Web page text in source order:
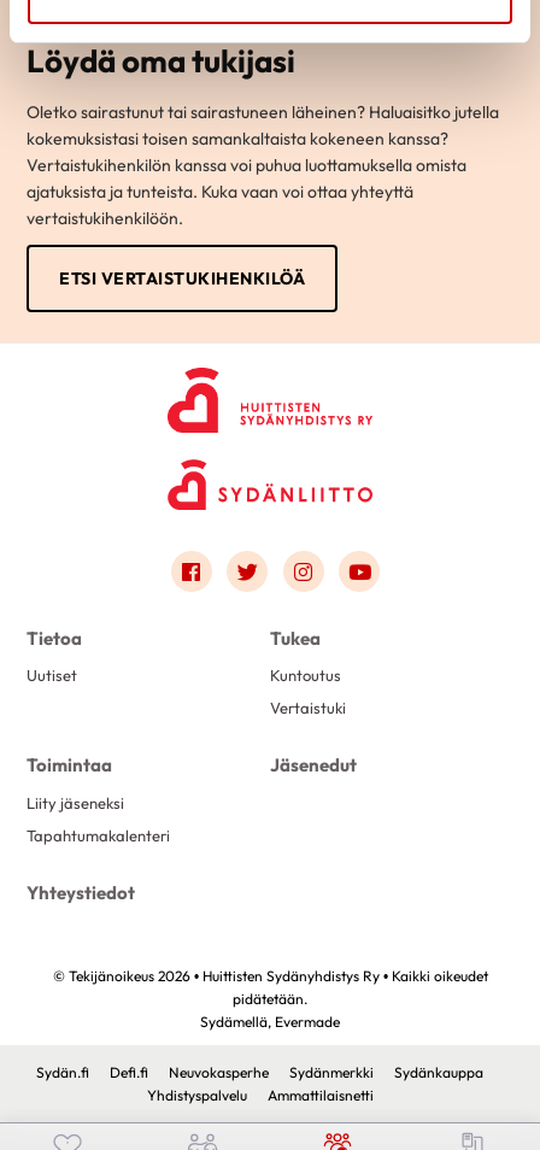
Löydä oma tukijasi
Oletko sairastunut tai sairastuneen läheinen? Haluaisitko jutella
kokemuksistasi toisen samankaltaista kokeneen kanssa?
Vertaistukihenkilön kanssa voi puhua luottamuksella omista
ajatuksista ja tunteista. Kuka vaan voi ottaa yhteyttä
vertaistukihenkilöön.
ETSI VERTAISTUKIHENKILÖÄ
Link to facebook
Link to twitter
Link to instagram
Link to youtube
Tietoa
Uutiset
Tukea
Kuntoutus
Vertaistuki
Toimintaa
Liity jäseneksi
Tapahtumakalenteri
Jäsenedut
Yhteystiedot
© Tekijänoikeus 2026 • Huittisten Sydänyhdistys Ry • Kaikki oikeudet
pidätetään.
Sydämellä, Evermade
Sydän.fi Defi.fi Neuvokasperhe Sydänmerkki
Sydänkauppa
Yhdistyspalvelu
Ammattilaisnetti